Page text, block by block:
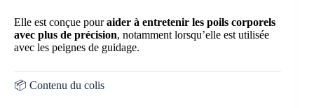
Elle est conçue pouraider à entretenir les poils corporels
avec plus de précision, notamment lorsqu’elle est utilisée
avec les peignes de guidage.
📦 Contenu du colis